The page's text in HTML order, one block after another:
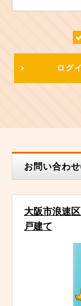
ログ
お問い合わ
大阪市浪速
戸建て